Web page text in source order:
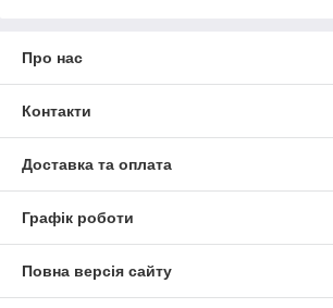
Про нас
Контакти
Доставка та оплата
Графік роботи
Повна версія сайту